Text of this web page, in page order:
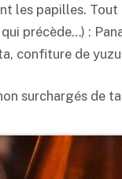
les papilles.
précède…) :
confiture de
surchargés de